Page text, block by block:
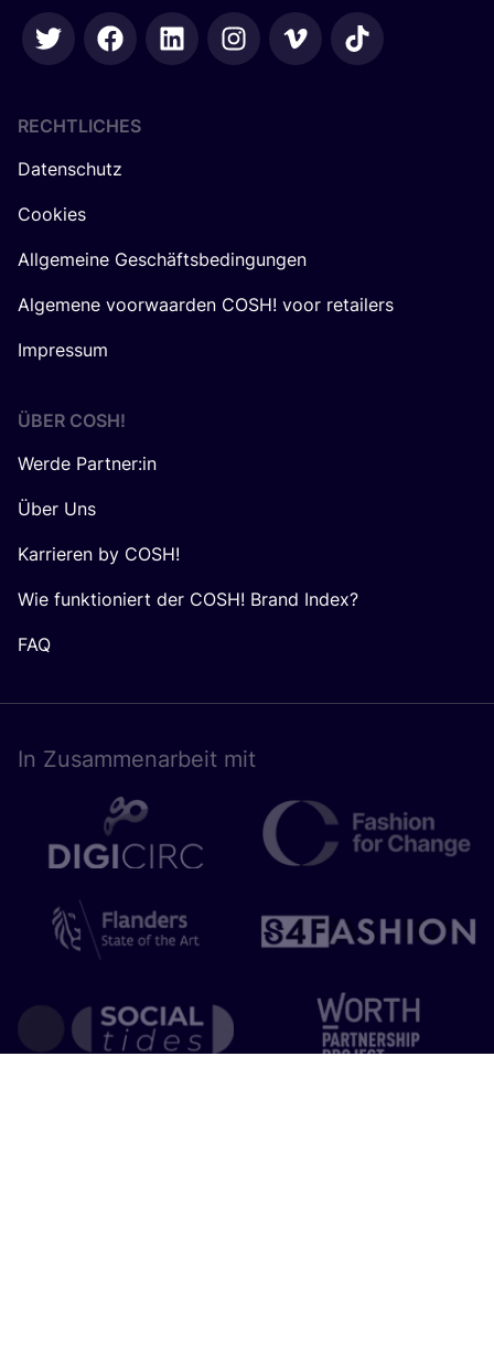
RECHTLICHES
Datenschutz
Cookies
Allgemeine Geschäftsbedingungen
Algemene voorwaarden COSH! voor retailers
Impressum
ÜBER COSH!
Werde Partner:in
Über Uns
Karrieren by COSH!
Wie funktioniert der COSH! Brand Index?
FAQ
In Zusam­men­ar­beit mit